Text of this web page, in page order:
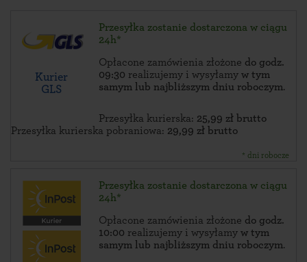
Kurier
GLS
Przesyłka zostanie dostarczona w ciągu
24h*
Opłacone zamówienia złożone do godz.
09:30 realizujemy i wysyłamy w tym
samym lub najbliższym dniu roboczym.
Przesyłka kurierska: 25,99 zł brutto
Przesyłka kurierska pobraniowa: 29,99 zł brutto
* dni robocze
Przesyłka zostanie dostarczona w ciągu
24h*
Opłacone zamówienia złożone do godz.
10:00 realizujemy i wysyłamy w tym
samym lub najbliższym dniu roboczym.